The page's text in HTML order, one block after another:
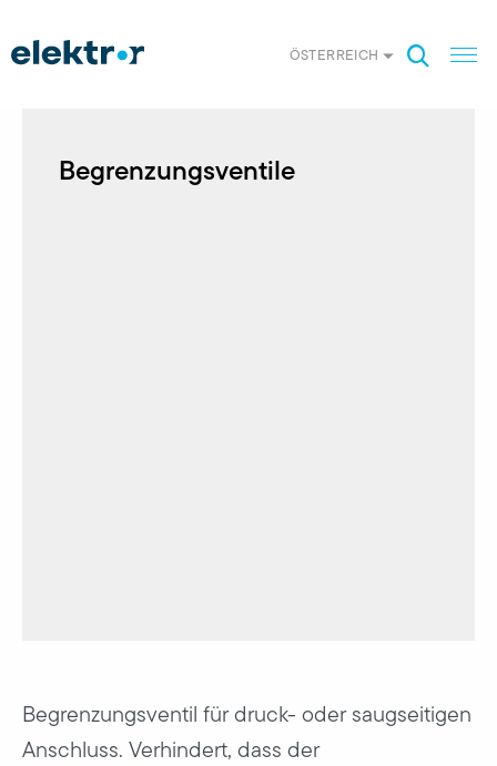
ÖSTERREICH
Begrenzungsventile
Begrenzungsventil für druck- oder saugseitigen
Anschluss. Verhindert, dass der